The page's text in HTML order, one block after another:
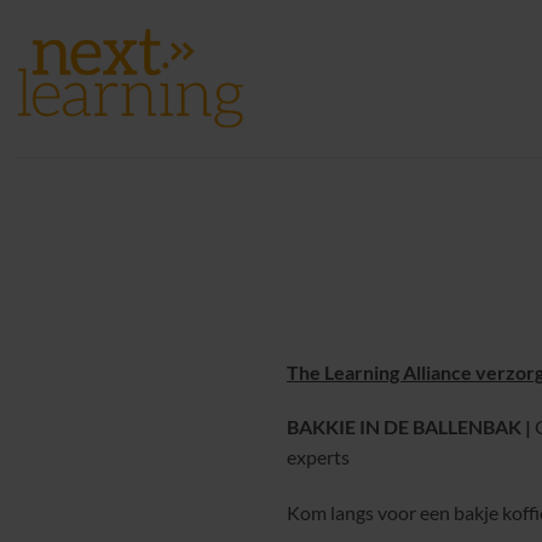
naar
inhoud
The Learning Alliance
BAKKIE IN DE BALLENBAK |
experts
Kom langs voor een bakje